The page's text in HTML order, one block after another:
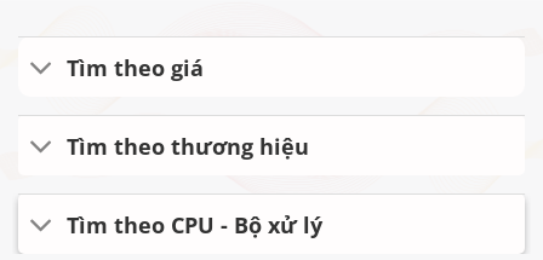
Tìm theo giá
Tìm theo thương hiệu
Tìm theo CPU - Bộ xử lý